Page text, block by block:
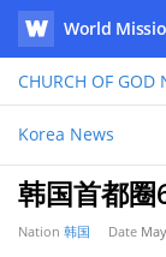
WATV
World
CHURCH OF GOD
Korea News
韩国首都
Nation 韩国 Date